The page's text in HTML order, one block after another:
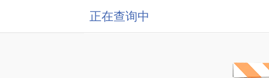
正在查询中